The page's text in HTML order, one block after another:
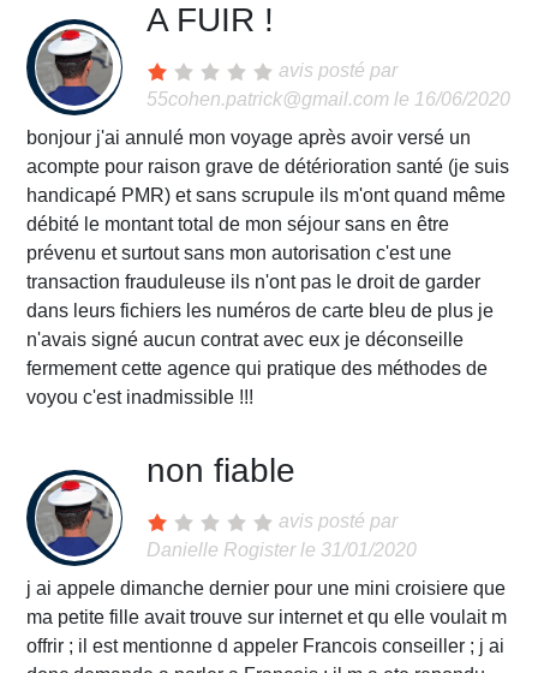
A FUIR !
avis posté par
55cohen.patrick@gmail.com le 16/06/2020
bonjour j'ai annulé mon voyage après avoir versé un
acompte pour raison grave de détérioration santé (je suis
handicapé PMR) et sans scrupule ils m'ont quand même
débité le montant total de mon séjour sans en être
prévenu et surtout sans mon autorisation c'est une
transaction frauduleuse ils n'ont pas le droit de garder
dans leurs fichiers les numéros de carte bleu de plus je
n'avais signé aucun contrat avec eux je déconseille
fermement cette agence qui pratique des méthodes de
voyou c'est inadmissible !!!
non fiable
avis posté par
Danielle Rogisterle 31/01/2020
j ai appele dimanche dernier pour une mini croisiere que
ma petite fille avait trouve sur internet et qu elle voulait m
offrir ; il est mentionne d appeler Francois conseiller ; j ai